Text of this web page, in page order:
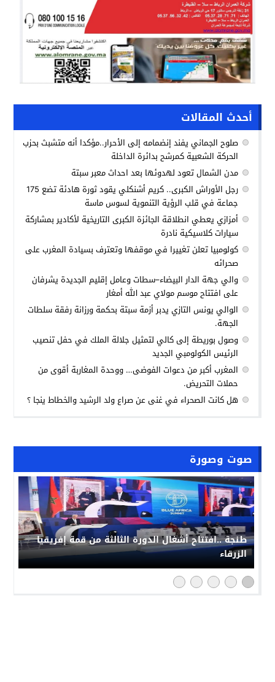
صوت وصورة
طنجة ..افتتاح أشغال الدورة الثالثة من قمة إفريقيا
الزرقاء
أحدث المقالات
صلوح الجماني يفند إنضمامه إلى الأحرار..مؤكدا أنه متشبث بحزب
الحركة الشعبية كمرشح بدائرة الداخلة
مدن الشمال تعود لهدوئها بعد احداث معبر سبتة
رجل الأوراش الكبرى.. كريم أشنكلي يقود ثورة هادئة تضع 175
جماعة في قلب الرؤية التنموية لسوس ماسة
أمزازي يعطي انطلاقة الجائزة الكبرى التاريخية لأكادير بمشاركة
سيارات كلاسيكية نادرة
كولومبيا تعلن تغييرا في موقفها وتعترف بسيادة المغرب على
صحرائه
والي جهة الدار البيضاء–سطات وعامل إقليم الجديدة يشرفان
على افتتاح موسم مولاي عبد الله أمغار
الوالي يونس التازي يدبر أزمة سبتة بحكمة ورزانة رفقة سلطات
الجهة.
وصول بوريطة إلى كالي لتمثيل جلالة الملك في حفل تنصيب
الرئيس الكولومبي الجديد
المغرب أكبر من دعوات الفوضى… ووحدة المغاربة أقوى من
حملات التحريض.
هل كانت الصحراء في غنى عن صراع ولد الرشيد والخطاط ينجا ؟